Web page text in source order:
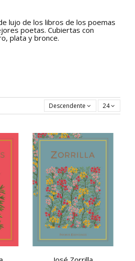
lujo de los libros de los poemas
poetas. Cubiertas con
plata y bronce.
Descendente 24